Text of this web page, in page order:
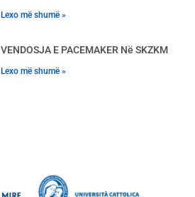
Lexo më shumë »
VENDOSJA E PACEMAKER Në SKZKM
Lexo më shumë »